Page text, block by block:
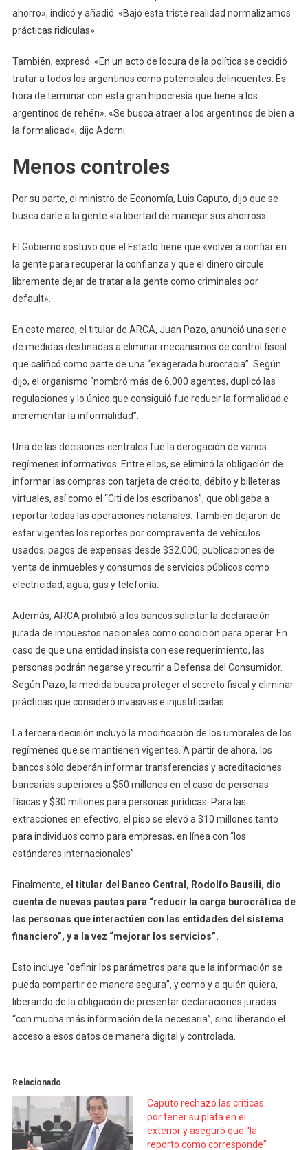
ahorro», indicó y añadió: «Bajo esta triste realidad normalizamos
prácticas ridículas».
También, expresó: «En un acto de locura de la política se decidió
tratar a todos los argentinos como potenciales delincuentes. Es
hora de terminar con esta gran hipocresía que tiene a los
argentinos de rehén». «Se busca atraer a los argentinos de bien a
la formalidad», dijo Adorni.
Menos controles
Por su parte, el ministro de Economía, Luis Caputo, dijo que se
busca darle a la gente «la libertad de manejar sus ahorros».
El Gobierno sostuvo que el Estado tiene que «volver a confiar en
la gente para recuperar la confianza y que el dinero circule
libremente dejar de tratar a la gente como criminales por
default».
En este marco, el titular de ARCA, Juan Pazo, anunció una serie
de medidas destinadas a eliminar mecanismos de control fiscal
que calificó como parte de una “exagerada burocracia”. Según
dijo, el organismo “nombró más de 6.000 agentes, duplicó las
regulaciones y lo único que consiguió fue reducir la formalidad e
incrementar la informalidad”.
Una de las decisiones centrales fue la derogación de varios
regímenes informativos. Entre ellos, se eliminó la obligación de
informar las compras con tarjeta de crédito, débito y billeteras
virtuales, así como el “Citi de los escribanos”, que obligaba a
reportar todas las operaciones notariales. También dejaron de
estar vigentes los reportes por compraventa de vehículos
usados, pagos de expensas desde $32.000, publicaciones de
venta de inmuebles y consumos de servicios públicos como
electricidad, agua, gas y telefonía.
Además, ARCA prohibió a los bancos solicitar la declaración
jurada de impuestos nacionales como condición para operar. En
caso de que una entidad insista con ese requerimiento, las
personas podrán negarse y recurrir a Defensa del Consumidor.
Según Pazo, la medida busca proteger el secreto fiscal y eliminar
prácticas que consideró invasivas e injustificadas.
La tercera decisión incluyó la modificación de los umbrales de los
regímenes que se mantienen vigentes. A partir de ahora, los
bancos sólo deberán informar transferencias y acreditaciones
bancarias superiores a $50 millones en el caso de personas
físicas y $30 millones para personas jurídicas. Para las
extracciones en efectivo, el piso se elevó a $10 millones tanto
para individuos como para empresas, en línea con “los
estándares internacionales”.
Finalmente, el titular del Banco Central, Rodolfo Bausili, dio
cuenta de nuevas pautas para “reducir la carga burocrática de
las personas que interactúen con las entidades del sistema
financiero”, y a la vez “mejorar los servicios”.
Esto incluye “definir los parámetros para que la información se
pueda compartir de manera segura”, y como y a quién quiera,
liberando de la obligación de presentar declaraciones juradas
“con mucha más información de la necesaria”, sino liberando el
acceso a esos datos de manera digital y controlada.
Relacionado
Caputo rechazó las críticas
por tener su plata en el
exterior y aseguró que “la
reporto como corresponde”